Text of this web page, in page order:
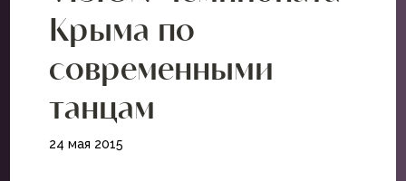
Крыма по
современными
танцам
24 мая 2015